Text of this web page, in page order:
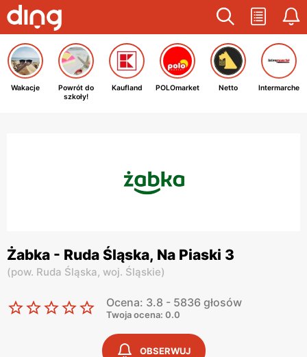
Wakacje
Powrót do
szkoły!
Kaufland POLOmarket Netto Intermarche
Żabka - Ruda Śląska, Na Piaski 3
(pow. Ruda Śląska, woj. Śląskie)
Ocena: 3.8 - 5836 głosów
Twoja ocena: 0.0
OBSERWUJ